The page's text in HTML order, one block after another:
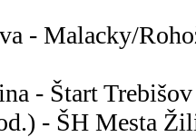
-
Žilina -
- ŠH Mesta